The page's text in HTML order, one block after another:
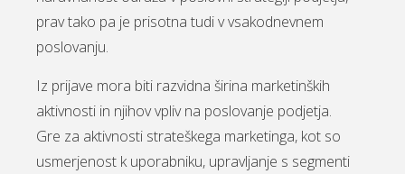
prav tako pa je prisotna tudi v vsakodnevnem
poslovanju.
Iz prijave mora biti razvidna širina marketinških
aktivnosti in njihov vpliv na poslovanje podjetja.
Gre za aktivnosti strateškega marketinga, kot so
usmerjenost k uporabniku, upravljanje s segmenti